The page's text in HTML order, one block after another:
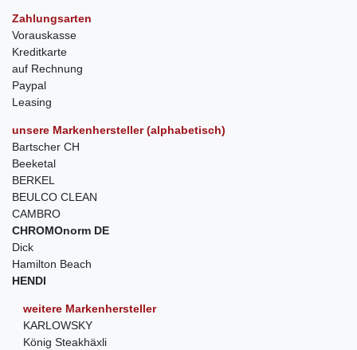
Zahlungsarten
Vorauskasse
Kreditkarte
auf Rechnung
Paypal
Leasing
unsere Markenhersteller (alphabetisch)
Bartscher CH
Beeketal
BERKEL
BEULCO CLEAN
CAMBRO
CHROMOnorm DE
Dick
Hamilton Beach
HENDI
weitere Markenhersteller
KARLOWSKY
König Steakhäxli